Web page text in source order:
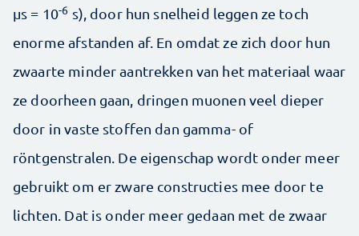
µs = 10-6 s), door hun snelheid leggen ze toch
enorme afstanden af. En omdat ze zich door hun
zwaarte minder aantrekken van het materiaal waar
ze doorheen gaan, dringen muonen veel dieper
door in vaste stoffen dan gamma- of
röntgenstralen. De eigenschap wordt onder meer
gebruikt om er zware constructies mee door te
lichten. Dat is onder meer gedaan met de zwaar